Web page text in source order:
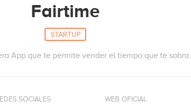
Fairtime
STARTUP
App que te permite vender el tiempo que te sobra.
SOCIALES WEB OFICIAL